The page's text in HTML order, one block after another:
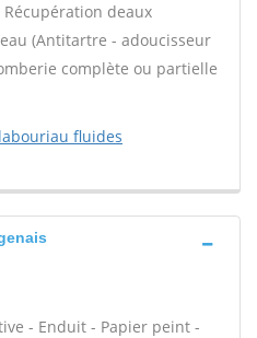
deaux
(Antitartre - adoucisseur
complète ou partielle
fluides
- Enduit - Papier peint -